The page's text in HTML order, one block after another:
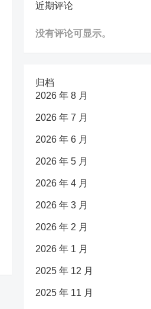
近期评论
没有评论可显示。
归档
2026 年 8 月
2026 年 7 月
2026 年 6 月
2026 年 5 月
2026 年 4 月
2026 年 3 月
2026 年 2 月
2026 年 1 月
2025 年 12 月
2025 年 11 月